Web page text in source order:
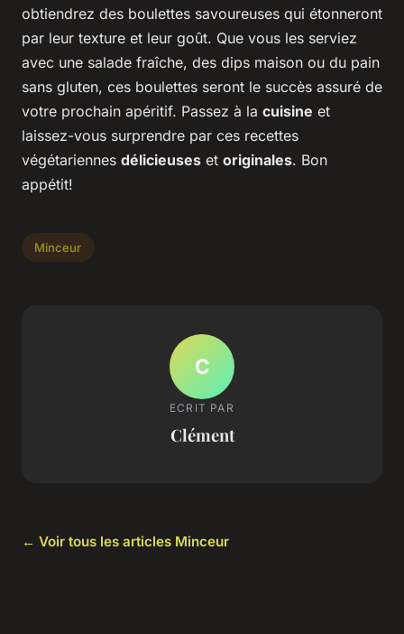
obtiendrez des boulettes savoureuses qui étonneront
par leur texture et leur goût. Que vous les serviez
avec une salade fraîche, des dips maison ou du pain
sans gluten, ces boulettes seront le succès assuré de
votre prochain apéritif. Passez à la cuisine et
laissez-vous surprendre par ces recettes
végétariennes délicieuses et originales. Bon
appétit!
Minceur
C
ECRIT PAR
Clément
← Voir tous les articles Minceur